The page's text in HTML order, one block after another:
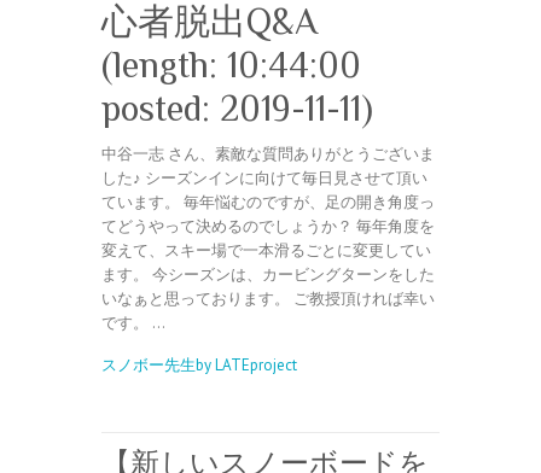
心者脱出Q&A
(length: 10:44:00
posted: 2019-11-11)
中谷一志 さん、素敵な質問ありがとうございま
した♪ シーズンインに向けて毎日見させて頂い
ています。 毎年悩むのですが、足の開き角度っ
てどうやって決めるのでしょうか？ 毎年角度を
変えて、スキー場で一本滑るごとに変更してい
ます。 今シーズンは、カービングターンをした
いなぁと思っております。 ご教授頂ければ幸い
です。 …
スノボー先生by LATEproject
【新しいスノーボードを